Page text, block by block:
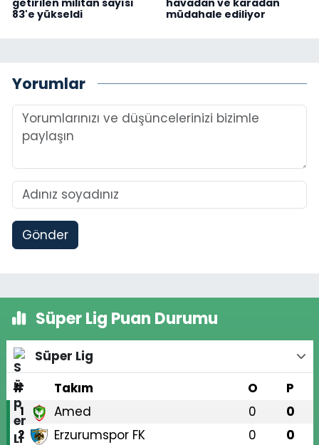
getirilen militan sayısı
83'e yükseldi
havadan ve karadan
müdahale ediliyor
Yorumlar
Gönder
Süper Lig Puan Durumu
Süper Lig
#
Takım O P
1 Amed 0 0
2 Erzurumspor FK 0 0